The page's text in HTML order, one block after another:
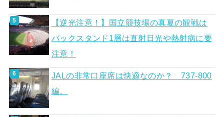
【逆光注意！】国立競技場の真夏の観戦は
バックスタンド1層は直射日光や熱射病に要
注意！
JALの非常口座席は快適なのか？ 737-800
編。